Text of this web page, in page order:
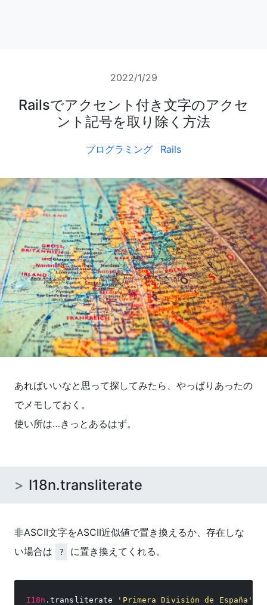
2022/1/29
Railsでアクセント付き文字のアクセ
ント記号を取り除く方法
プログラミング Rails
あればいいなと思って探してみたら、やっぱりあったの
でメモしておく。
使い所は…きっとあるはず。
I18n.transliterate
非ASCII文字をASCII近似値で置き換えるか、存在しな
い場合は
? に置き換えてくれる。
I18n .transliterate
'Primera División de España'